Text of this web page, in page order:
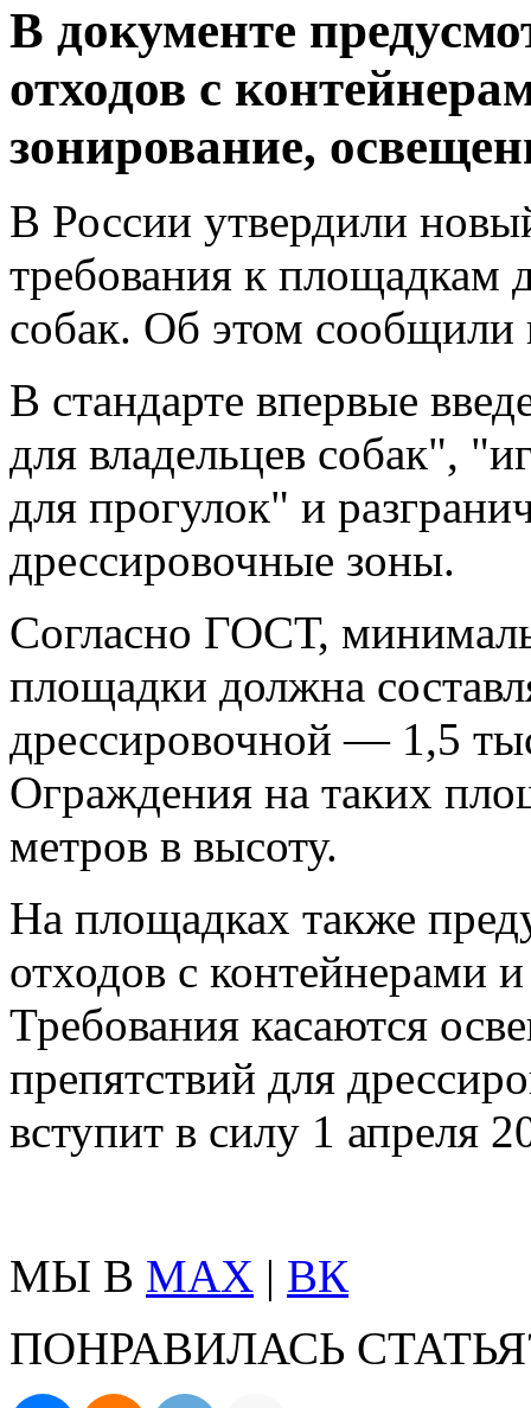
В документе
отходов с
зонирование,
В России утвердили
требования к площадкам
собак. Об этом сообщили
В стандарте впервые
для владельцев собак",
для прогулок" и
дрессировочные зоны.
Согласно ГОСТ,
площадки должна
дрессировочной — 1,5
Ограждения на таких
метров в высоту.
На площадках также
отходов с контейнерами
Требования касаются
препятствий для
вступит в силу 1 апреля
МЫ В MAX | ВК
ПОНРАВИЛАСЬ